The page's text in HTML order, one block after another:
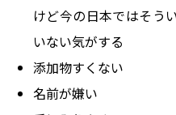
けど今の日本ではそう
いない気がする
添加物すくない
名前が嫌い